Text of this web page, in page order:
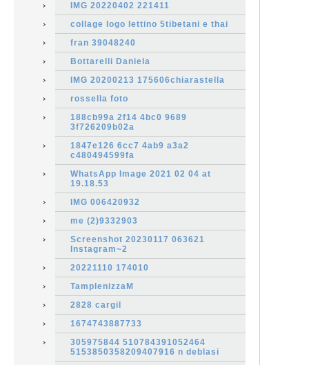
IMG 20220402 221411
collage logo lettino 5tibetani e thai
fran 39048240
Bottarelli Daniela
IMG 20200213 175606chiarastella
rossella foto
188cb99a 2f14 4bc0 9689
3f726209b02a
1847e126 6cc7 4ab9 a3a2
c480494599fa
WhatsApp Image 2021 02 04 at
19.18.53
IMG 006420932
me (2)9332903
Screenshot 20230117 063621
Instagram~2
20221110 174010
TamplenizzaM
2828 cargil
1674743887733
305975844 510784391052464
5153850358209407916 n deblasi